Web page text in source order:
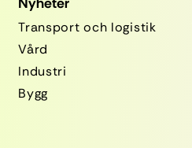
Transport och logistik
Vård
Industri
Bygg